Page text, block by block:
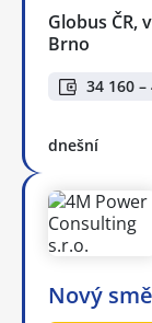
Globus ČR,
Brno
34 160 –
dnešní
Nový